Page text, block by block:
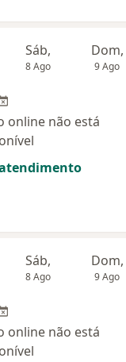
Sáb,
8 Ago
Dom,
9 Ago
online não está
Sáb,
8 Ago
Dom,
9 Ago
online não está